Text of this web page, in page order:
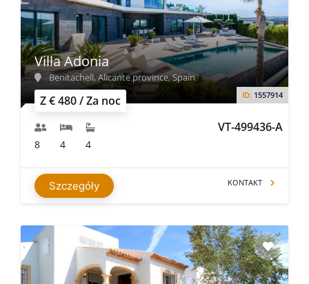
Z € 480 / Za noc ID: 1557914
VT-499436-A
Villa Adonia
Benitachell, Alicante province, Spain
8 4 4
Szczegóły KONTAKT